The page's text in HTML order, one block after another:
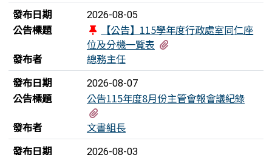
發布日期
2026-08-05
公告標題
【公告】115學年度行政處室同仁座
位及分機一覽表
發布者
總務主任
發布日期
2026-08-07
公告標題
公告115年度8月份主管會報會議紀錄
發布者
文書組長
發布日期
2026-08-03